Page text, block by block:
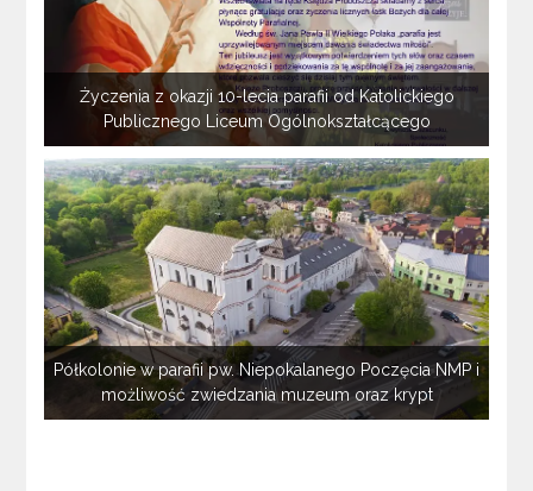
Życzenia z okazji 10-lecia parafii od Katolickiego
Publicznego Liceum Ogólnokształcącego
Półkolonie w parafii pw. Niepokalanego Poczęcia NMP i
możliwość zwiedzania muzeum oraz krypt